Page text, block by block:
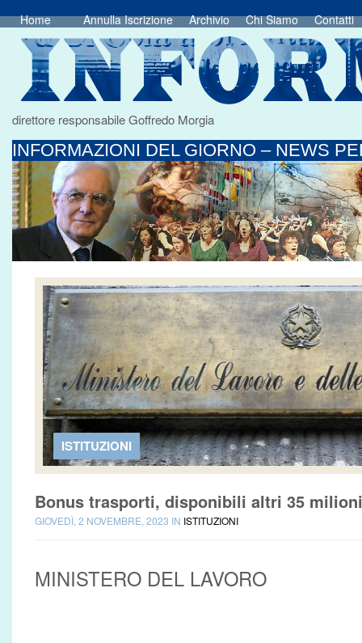
Home Annulla Iscrizione Archivio Chi Siamo Contatti
direttore responsabile Goffredo Morgia
INFORMAZIONI DEL GIORNO – NEWS
ISTITUZIONI
Bonus trasporti, disponibili altri 35
GIOVEDÌ, 2 NOVEMBRE, 2023 IN ISTITUZIONI
MINISTERO DEL LAVORO